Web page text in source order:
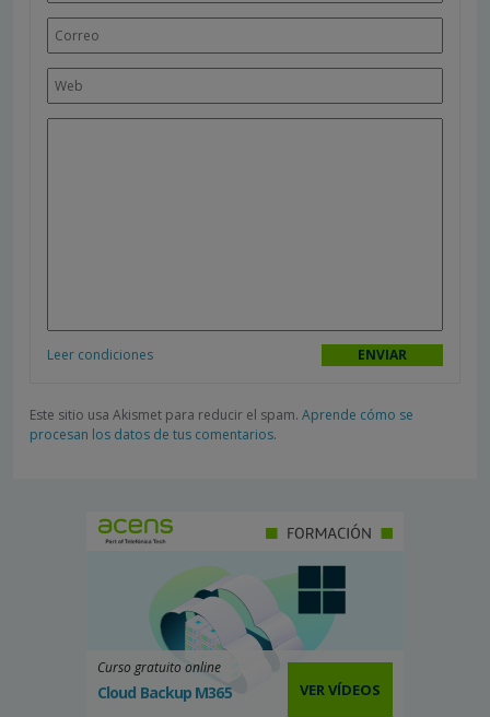
Leer condiciones
Este sitio usa Akismet para reducir el spam. Aprende cómo se
procesan los datos de tus comentarios.
Curso gratuito online
Cloud Backup M365 VER VÍDEOS